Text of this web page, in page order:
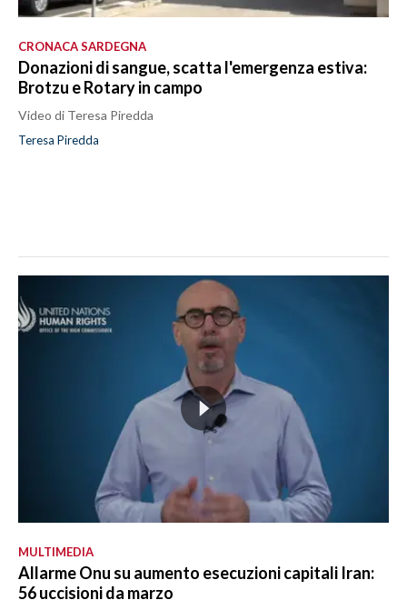
CRONACA SARDEGNA
Donazioni di sangue, scatta l'emergenza estiva:
Brotzu e Rotary in campo
Video di Teresa Piredda
Teresa Piredda
MULTIMEDIA
Allarme Onu su aumento esecuzioni capitali Iran:
56 uccisioni da marzo